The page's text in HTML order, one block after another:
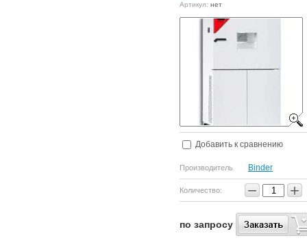
Артикул: нет
Добавить к сравнению
Производитель Binder
Количество: − +
по запросу